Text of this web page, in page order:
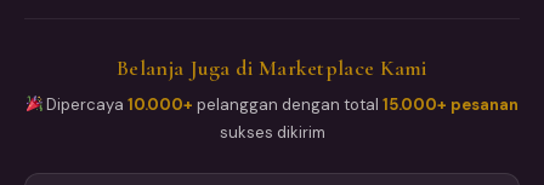
Belanja Juga di Marketplace Kami
Dipercaya10.000+ pelanggan dengan total15.000+ pesanan
sukses dikirim